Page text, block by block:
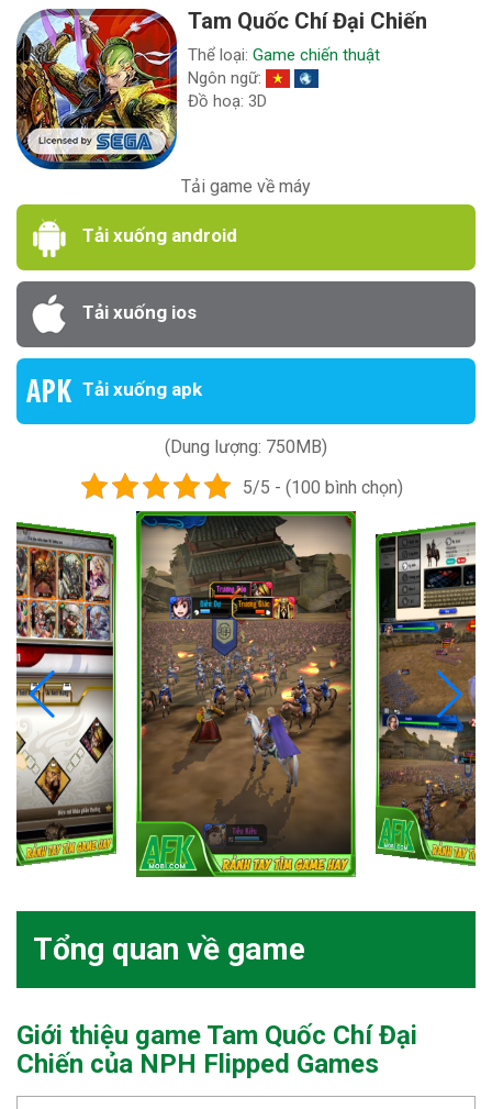
Tam Quốc Chí Đại Chiến
Thể loại:Game chiến thuật
Ngôn ngữ:
Đồ hoạ: 3D
Tải game về máy
Tải xuống android
Tải xuống ios
Tải xuống apk
(Dung lượng: 750MB)
5/5 - (100 bình chọn)
Tổng quan về game
Giới thiệu game Tam Quốc Chí Đại
Chiến của NPH Flipped Games